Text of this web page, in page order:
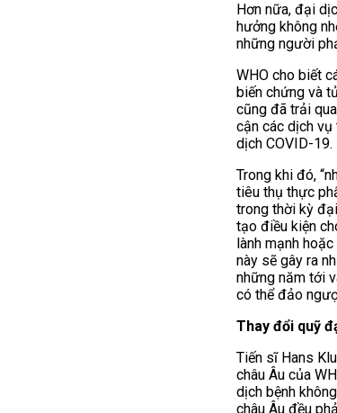
Hơn nữa, đại
hưởng không
những người
WHO cho biết
biến chứng và
cũng đã trải
cận các dịch
dịch COVID-19.
Trong khi đó,
tiêu thụ thực
trong thời kỳ
tạo điều kiện
lành mạnh
này sẽ gây ra
những năm tới
có thể đảo
Thay đổi quỹ
Tiến sĩ Hans
châu Âu của
dịch bệnh
châu Âu đều